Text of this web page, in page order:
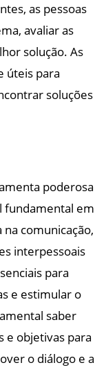
as pessoas
avaliar as
solução. As
úteis para
soluções
poderosa
fundamental em
na comunicação,
interpessoais
para
e estimular o
saber
e objetivas para
o diálogo e a